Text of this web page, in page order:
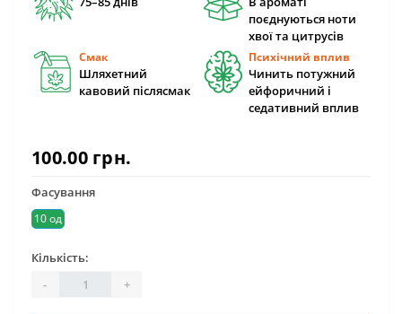
поєднуються ноти
хвої та цитрусів
Смак
Шляхетний
кавовий післясмак
Психічний вплив
Чинить потужний
ейфоричний і
седативний вплив
100.00 грн.
Фасування
10 од
Кількість:
-
+